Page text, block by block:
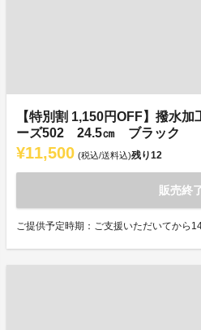
【特別割 1,150円OFF】撥水
ーズ502 24.5㎝ ブラック
¥11,500 (税込/送料込)残り12
販売終
ご提供予定時期：ご支援いただいてから